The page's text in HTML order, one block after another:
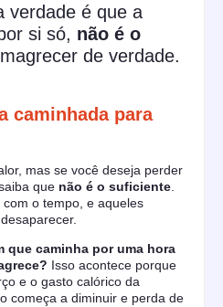
verdade é que a
si só, não é o
de verdade.
caminhada para
mas se você deseja perder
que não é o suficiente
o tempo, e aqueles
que caminha por uma hora
Isso acontece porque
e o gasto calórico da
começa a diminuir e perda de